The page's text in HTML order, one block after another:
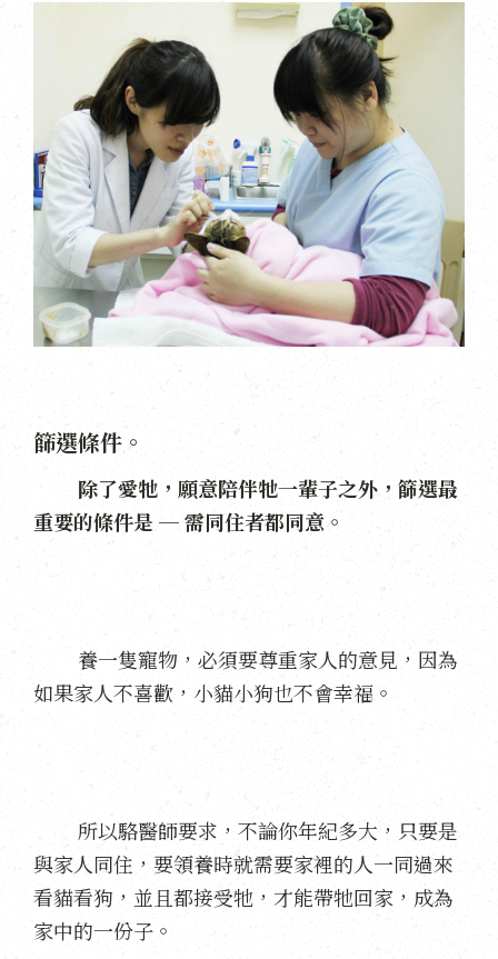
篩選條件。
除了愛牠，願意陪伴牠一輩子之外，篩選最
重要的條件是 ─ 需同住者都同意。
養一隻寵物，必須要尊重家人的意見，因為
如果家人不喜歡，小貓小狗也不會幸福。
所以駱醫師要求，不論你年紀多大，只要是
與家人同住，要領養時就需要家裡的人一同過來
看貓看狗，並且都接受牠，才能帶牠回家，成為
家中的一份子。